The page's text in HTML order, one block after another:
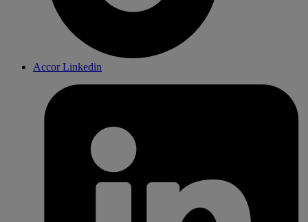
Accor Linkedin